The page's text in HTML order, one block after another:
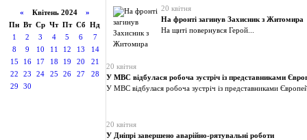
« Квітень 2024 »
Пн Вт Ср Чт Пт Сб Нд
1
2 3 4 5 6
7
8
9 10 11 12 13
14
15
16 17 18 19 20
21
22
23 24 25 26 27
28
29
30
20 квітня
На фронті загинув Захисник з Житомира
На щиті повернувся Герой...
20 квітня
У МВС відбулася робоча зустріч із представниками
У МВС відбулася робоча зустріч із представниками
20 квітня
У Дніпрі завершено аварійно-рятувальні роботи